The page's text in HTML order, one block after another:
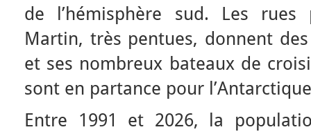
de l’hémisphère sud. Les rues
Martin, très pentues, donnent
et ses nombreux bateaux de
sont en partance pour
Entre 1991 et 2026, la